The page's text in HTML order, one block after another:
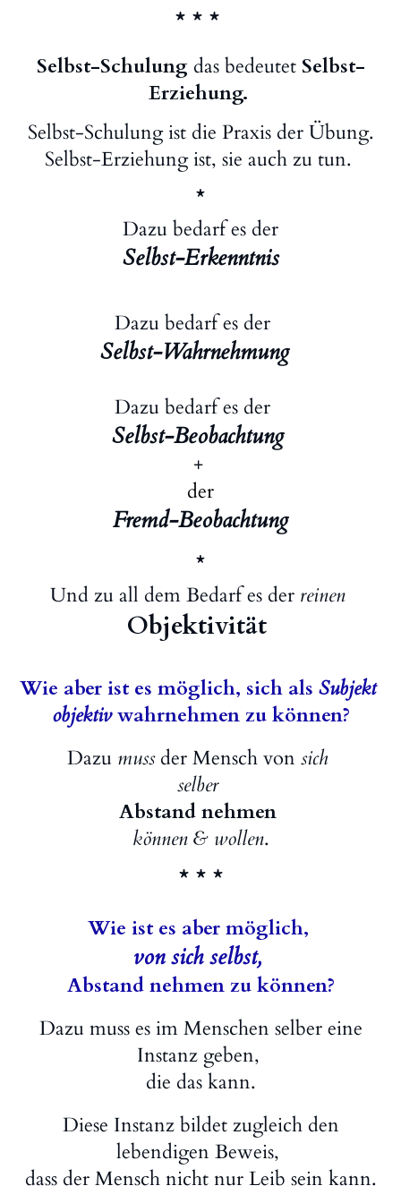
* * *
Selbst-Schulungdas bedeutet Selbst-
Erziehung.
Selbst-Schulung ist die Praxis der Übung.
Selbst-Erziehung ist, sie auch zu tun.
*
Dazu bedarf es der
Selbst-Erkenntnis
Dazu bedarf es der
Selbst-Wahrnehmung
Dazu bedarf es der
Selbst-Beobachtung
+
der
Fremd-Beobachtung
*
Und zu all dem Bedarf es der reinen
Objektivität
Wie aber ist es möglich, sich als Subjekt
objektivwahrnehmen zu können?
Dazu mussder Mensch von sich
selber
Abstand nehmen
können & wollen.
* * *
Wie ist es aber möglich,
von sich selbst,
Abstand nehmen zu können?
Dazu muss es im Menschen selber eine
Instanz geben,
die das kann.
Diese Instanz bildet zugleich den
lebendigen Beweis,
dass der Mensch nicht nur Leib sein kann.